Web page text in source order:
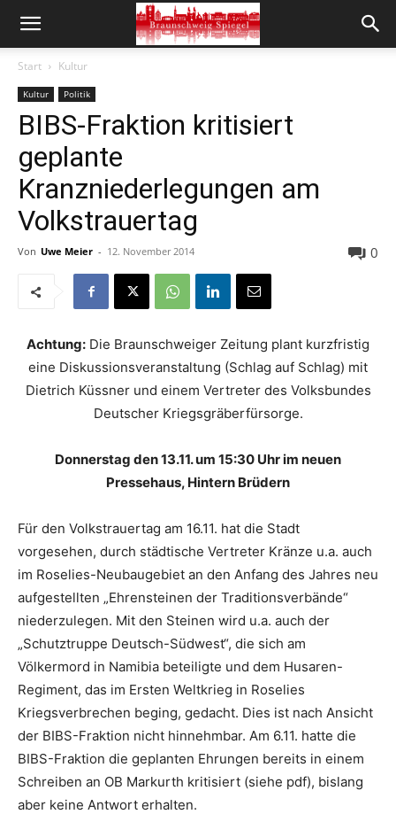
Start Kultur
Kultur Politik
BIBS-Fraktion kritisiert
geplante
Kranzniederlegungen am
Volkstrauertag
Von Uwe Meier - 12. November 2014 0
Achtung: Die Braunschweiger Zeitung plant kurzfristig
eine Diskussionsveranstaltung (Schlag auf Schlag) mit
Dietrich Küssner und einem Vertreter des Volksbundes
Deutscher Kriegsgräberfürsorge.
Donnerstag den 13.11. um 15:30 Uhr im neuen
Pressehaus, Hintern Brüdern
Für den Volkstrauertag am 16.11. hat die Stadt
vorgesehen, durch städtische Vertreter Kränze u.a. auch
im Roselies-Neubaugebiet an den Anfang des Jahres neu
aufgestellten „Ehrensteinen der Traditionsverbände“
niederzulegen. Mit den Steinen wird u.a. auch der
„Schutztruppe Deutsch-Südwest“, die sich am
Völkermord in Namibia beteiligte und dem Husaren-
Regiment, das im Ersten Weltkrieg in Roselies
Kriegsverbrechen beging, gedacht. Dies ist nach Ansicht
der BIBS-Fraktion nicht hinnehmbar. Am 6.11. hatte die
BIBS-Fraktion die geplanten Ehrungen bereits in einem
Schreiben an OB Markurth kritisiert (siehe pdf), bislang
aber keine Antwort erhalten.